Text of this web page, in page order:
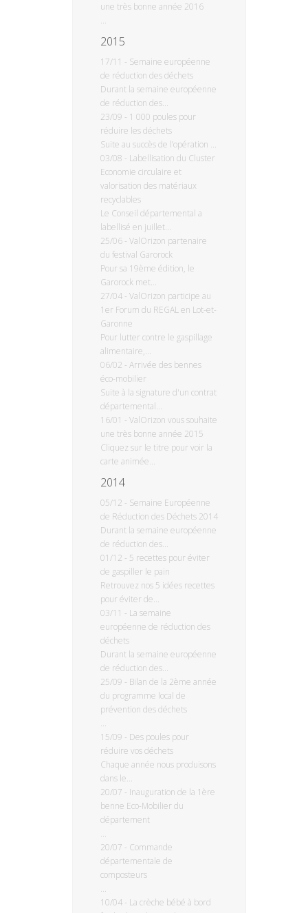
une très bonne année 2016
...
2015
17/11 - Semaine européenne
de réduction des déchets
Durant la semaine européenne
de réduction des...
23/09 - 1 000 poules pour
réduire les déchets
Suite au succès de l’opération ...
03/08 - Labellisation du Cluster
Economie circulaire et
valorisation des matériaux
recyclables
Le Conseil départemental a
labellisé en juillet...
25/06 - ValOrizon partenaire
du festival Garorock
Pour sa 19ème édition, le
Garorock met...
27/04 - ValOrizon participe au
1er Forum du REGAL en Lot-et-
Garonne
Pour lutter contre le gaspillage
alimentaire,...
06/02 - Arrivée des bennes
éco-mobilier
Suite à la signature d'un contrat
départemental...
16/01 - ValOrizon vous souhaite
une très bonne année 2015
Cliquez sur le titre pour voir la
carte animée...
2014
05/12 - Semaine Européenne
de Réduction des Déchets 2014
Durant la semaine européenne
de réduction des...
01/12 - 5 recettes pour éviter
de gaspiller le pain
Retrouvez nos 5 idées recettes
pour éviter de...
03/11 - La semaine
européenne de réduction des
déchets
Durant la semaine européenne
de réduction des...
25/09 - Bilan de la 2ème année
du programme local de
prévention des déchets
...
15/09 - Des poules pour
réduire vos déchets
Chaque année nous produisons
dans le...
20/07 - Inauguration de la 1ère
benne Eco-Mobilier du
département
...
20/07 - Commande
départementale de
composteurs
...
10/04 - La crèche bébé à bord